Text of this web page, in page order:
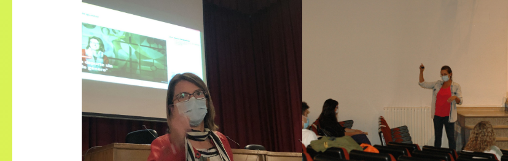
Dr Nuria Garatachea Vallejo:
“Public policies on gender
equality in sport, and the
strategic lines in the Higher
Sports Council”
Miryan Aguilar Martín: “Women
in competitive sports”